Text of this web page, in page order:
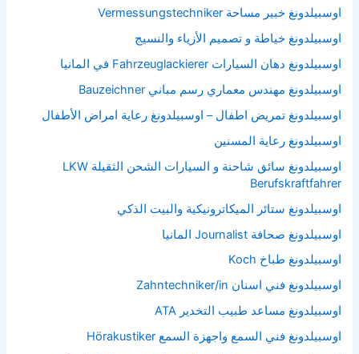
اوسبيلدونغ خبير مساحة Vermessungstechniker
اوسبيلدونغ خياطة و تصميم الأزياء والنسيج
اوسبيلدونغ دهان السيارات Fahrzeuglackierer في المانيا
اوسبيلدونغ مهندس معماري رسم مباني Bauzeichner
اوسبيلدونغ تمريض اطفال – اوسبيلدونغ رعاية امراض الأطفال
اوسبيلدونغ رعاية المسنين
اوسبيلدونغ سائق شاحنة و السيارات الشحن الثقيلة LKW
Berufskraftfahrer
اوسبيلدونغ ستائر الميكاترونيكية والبيت الذكي
اوسبيلدونغ صحافة Journalist المانيا
اوسبيلدونغ طباخ Koch
اوسبيلدونغ فني اسنان Zahntechniker/in
اوسبيلدونغ مساعد طبيب التخدير ATA
اوسبيلدونغ فني السمع واجهزة السمع Hörakustiker